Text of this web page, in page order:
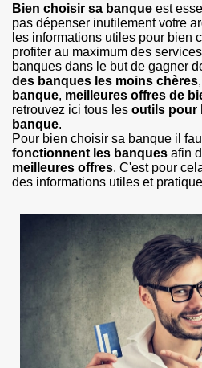
Bien choisir sa banque est
pas dépenser inutilement votre
les informations utiles pour bien
profiter au maximum des
banques dans le but de gagner
des banques les moins chères,
banque, meilleures offres de
retrouvez ici tous les outils pour
banque.
Pour bien choisir sa banque il
fonctionnent les banques afin
meilleures offres. C'est pour
des informations utiles et